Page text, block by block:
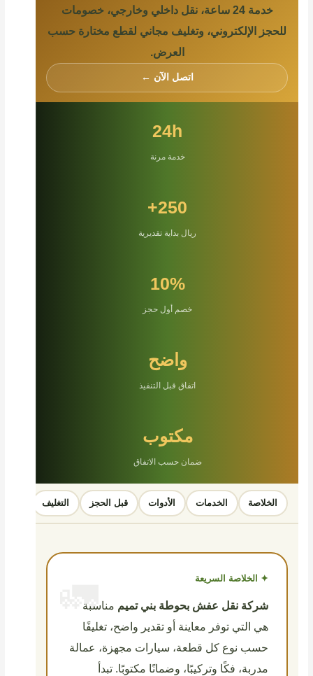
خدمة 24 ساعة، نقل داخلي وخارجي، خصومات
للحجز الإلكتروني، وتغليف مجاني لقطع مختارة حسب
العرض.
اتصل الآن ←
24h
خدمة مرنة
250+
ريال بداية تقديرية
10%
خصم أول حجز
واضح
اتفاق قبل التنفيذ
مكتوب
ضمان حسب الاتفاق
الخلاصة الخدمات الأدوات قبل الحجز التغليف
✦ الخلاصة السريعة
شركة نقل عفش بحوطة بني تميم مناسبة
هي التي توفر معاينة أو تقدير واضح، تغليفًا
حسب نوع كل قطعة، سيارات مجهزة، عمالة
مدربة، فكًا وتركيبًا، وضمانًا مكتوبًا. تبدأ